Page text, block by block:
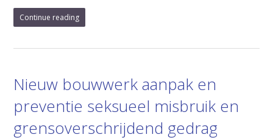
Continue reading
Nieuw bouwwerk aanpak en
preventie seksueel misbruik en
grensoverschrijdend gedrag